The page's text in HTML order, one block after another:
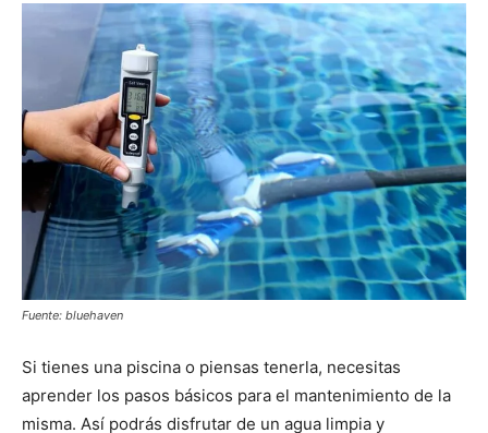
Fuente: bluehaven
Si tienes una piscina o piensas tenerla, necesitas
aprender los pasos básicos para el mantenimiento de la
misma. Así podrás disfrutar de un agua limpia y